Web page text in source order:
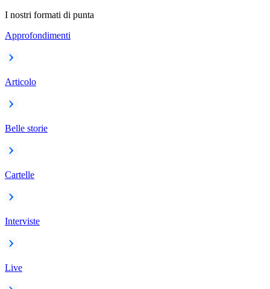
I nostri formati di punta
Approfondimenti
Articolo
Belle storie
Cartelle
Interviste
Live